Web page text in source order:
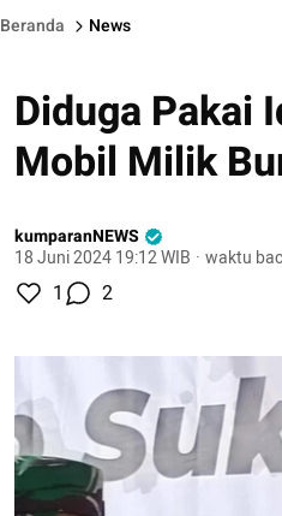
Beranda News
Diduga Pakai
Mobil Milik
kumparanNEWS
18 Juni 2024 19:12 WIB · waktu
1 2